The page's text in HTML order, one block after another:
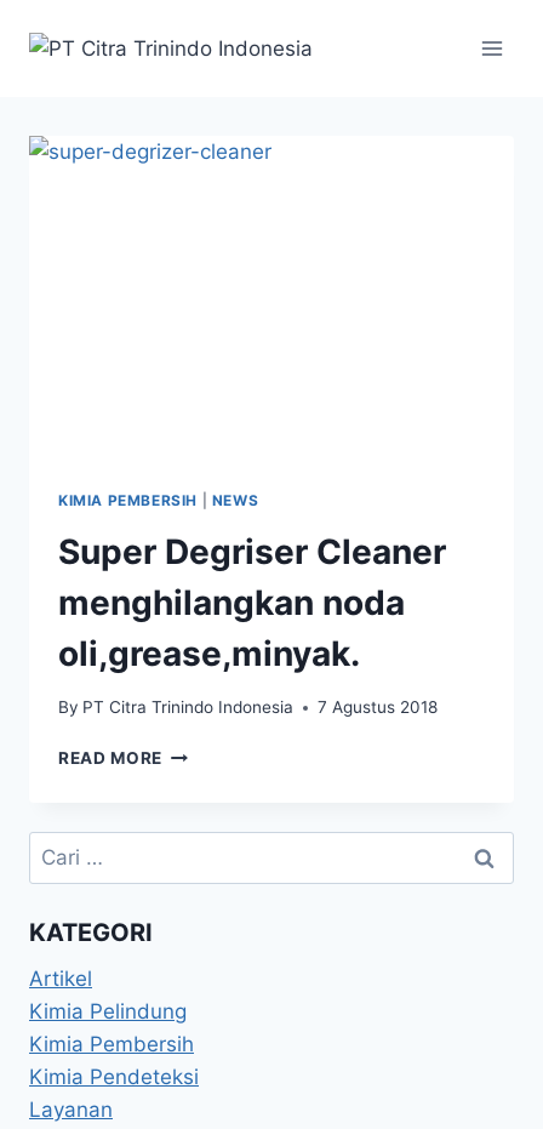
KIMIA PEMBERSIH NEWS
Super Degriser Cleaner
menghilangkan noda
oli,grease,minyak.
By PT Citra Trinindo Indonesia 7 Agustus 2018
READ MORE
KATEGORI
Artikel
Kimia Pelindung
Kimia Pembersih
Kimia Pendeteksi
Layanan